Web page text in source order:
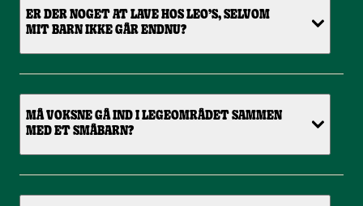
ER DER NOGET AT LAVE HOS LEO’S, SELVOM
MIT BARN IKKE GÅR ENDNU?
MÅ VOKSNE GÅ IND I LEGEOMRÅDET SAMMEN
MED ET SMÅBARN?